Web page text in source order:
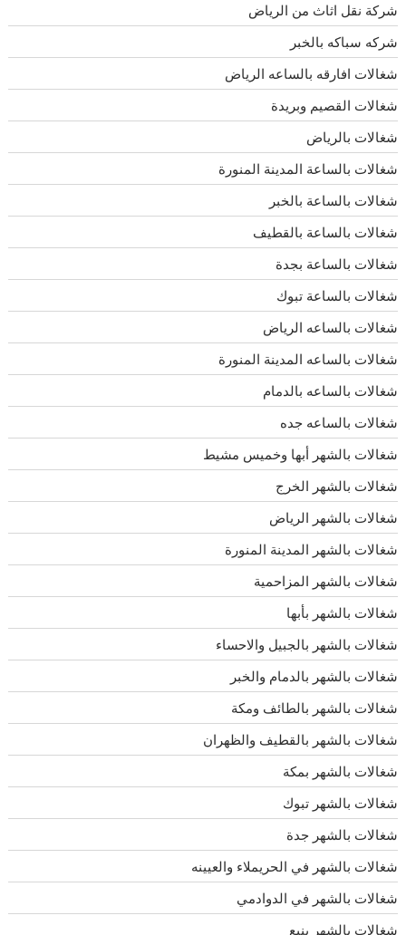
شركة نقل اثاث من الرياض
شركه سباكه بالخبر
شغالات افارقه بالساعه الرياض
شغالات القصيم وبريدة
شغالات بالرياض
شغالات بالساعة المدينة المنورة
شغالات بالساعة بالخبر
شغالات بالساعة بالقطيف
شغالات بالساعة بجدة
شغالات بالساعة تبوك
شغالات بالساعه الرياض
شغالات بالساعه المدينة المنورة
شغالات بالساعه بالدمام
شغالات بالساعه جده
شغالات بالشهر أبها وخميس مشيط
شغالات بالشهر الخرج
شغالات بالشهر الرياض
شغالات بالشهر المدينة المنورة
شغالات بالشهر المزاحمية
شغالات بالشهر بأبها
شغالات بالشهر بالجبيل والاحساء
شغالات بالشهر بالدمام والخبر
شغالات بالشهر بالطائف ومكة
شغالات بالشهر بالقطيف والظهران
شغالات بالشهر بمكة
شغالات بالشهر تبوك
شغالات بالشهر جدة
شغالات بالشهر في الحريملاء والعيينه
شغالات بالشهر في الدوادمي
شغالات بالشهر ينبع